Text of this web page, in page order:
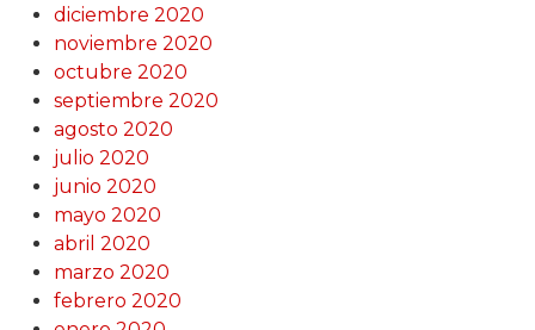
diciembre 2020
noviembre 2020
octubre 2020
septiembre 2020
agosto 2020
julio 2020
junio 2020
mayo 2020
abril 2020
marzo 2020
febrero 2020